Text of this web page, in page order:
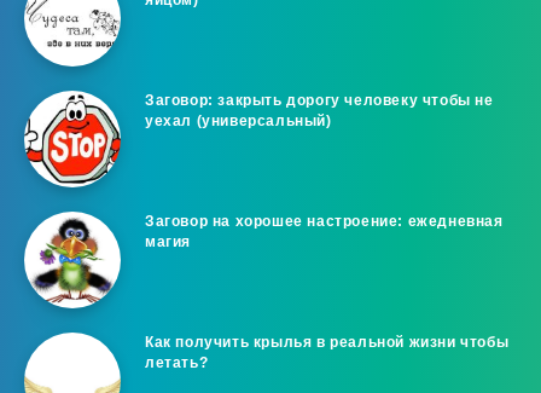
Заговор: закрыть дорогу человеку чтобы не
уехал (универсальный)
Заговор на хорошее настроение: ежедневная
магия
Как получить крылья в реальной жизни чтобы
летать?